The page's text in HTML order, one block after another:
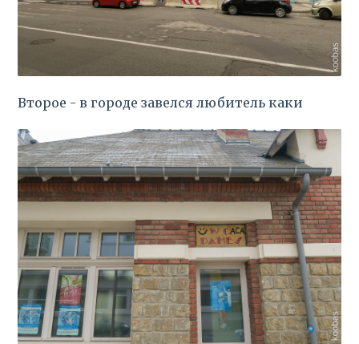
Второе - в городе завелся любитель каки